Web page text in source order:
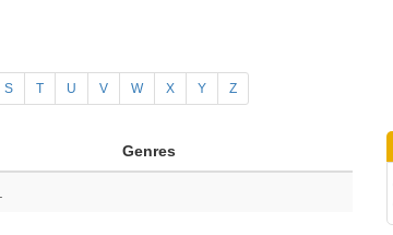
S T U V W X Y Z
Genres